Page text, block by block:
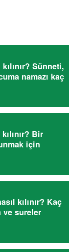
Sünneti,
namazı kaç
Bir
için
kılınır? Kaç
ve sureler